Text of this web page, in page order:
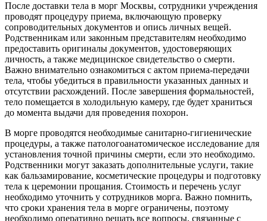
После доставки тела в морг Москвы, сотрудники учреждения
проводят процедуру приема, включающую проверку
сопроводительных документов и опись личных вещей.
Родственникам или законным представителям необходимо
предоставить оригиналы документов, удостоверяющих
личность, а также медицинское свидетельство о смерти.
Важно внимательно ознакомиться с актом приема-передачи
тела, чтобы убедиться в правильности указанных данных и
отсутствии расхождений. После завершения формальностей,
тело помещается в холодильную камеру, где будет храниться
до момента выдачи для проведения похорон.
В морге проводятся необходимые санитарно-гигиенические
процедуры, а также патологоанатомическое исследование для
установления точной причины смерти, если это необходимо.
Родственники могут заказать дополнительные услуги, такие
как бальзамирование, косметические процедуры и подготовку
тела к церемонии прощания. Стоимость и перечень услуг
необходимо уточнить у сотрудников морга. Важно помнить,
что сроки хранения тела в морге ограничены, поэтому
необходимо оперативно решать все вопросы, связанные с